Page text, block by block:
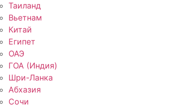
Таиланд
Вьетнам
Китай
Египет
ОАЭ
ГОА (Индия)
Шри-Ланка
Абхазия
Сочи